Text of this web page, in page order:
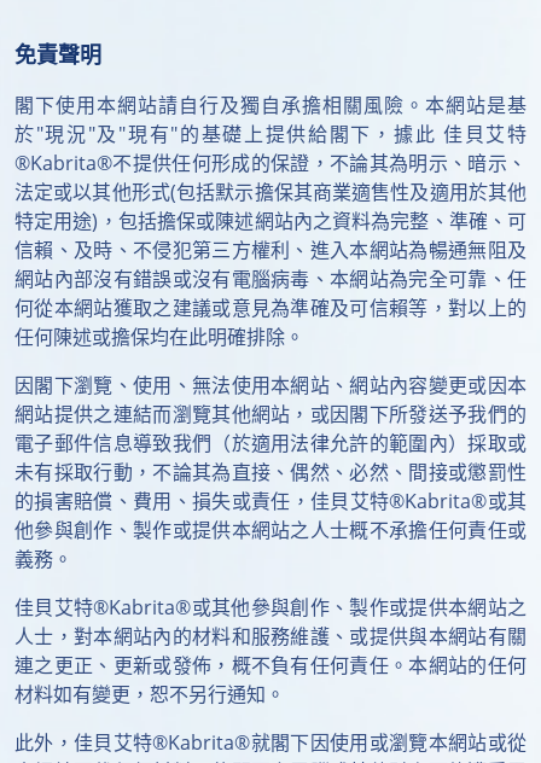
免責聲明
閣下使用本網站請自行及獨自承擔相關風險。本網站是基
於"現況"及"現有"的基礎上提供給閣下，據此 佳貝艾特
®Kabrita®不提供任何形成的保證，不論其為明示、暗示、
法定或以其他形式(包括默示擔保其商業適售性及適用於其他
特定用途)，包括擔保或陳述網站內之資料為完整、準確、可
信賴、及時、不侵犯第三方權利、進入本網站為暢通無阻及
網站內部沒有錯誤或沒有電腦病毒、本網站為完全可靠、任
何從本網站獲取之建議或意見為準確及可信賴等，對以上的
任何陳述或擔保均在此明確排除。
因閣下瀏覽、使用、無法使用本網站、網站內容變更或因本
網站提供之連結而瀏覽其他網站，或因閣下所發送予我們的
電子郵件信息導致我們（於適用法律允許的範圍內）採取或
未有採取行動，不論其為直接、偶然、必然、間接或懲罰性
的損害賠償、費用、損失或責任，佳貝艾特®Kabrita®或其
他參與創作、製作或提供本網站之人士概不承擔任何責任或
義務。
佳貝艾特®Kabrita®或其他參與創作、製作或提供本網站之
人士，對本網站內的材料和服務維護、或提供與本網站有關
連之更正、更新或發佈，概不負有任何責任。本網站的任何
材料如有變更，恕不另行通知。
此外，佳貝艾特®Kabrita®就閣下因使用或瀏覽本網站或從